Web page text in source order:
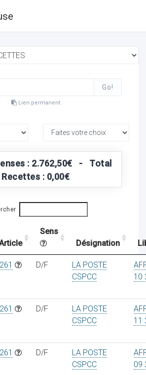
Go!
Lien permanent
: 2.762,50€ - Total
Recettes : 0,00€
Sens
Désignation
D/F
LA POSTE
CSPCC
10
D/F
LA POSTE
CSPCC
11
D/F
LA POSTE
CSPCC
09